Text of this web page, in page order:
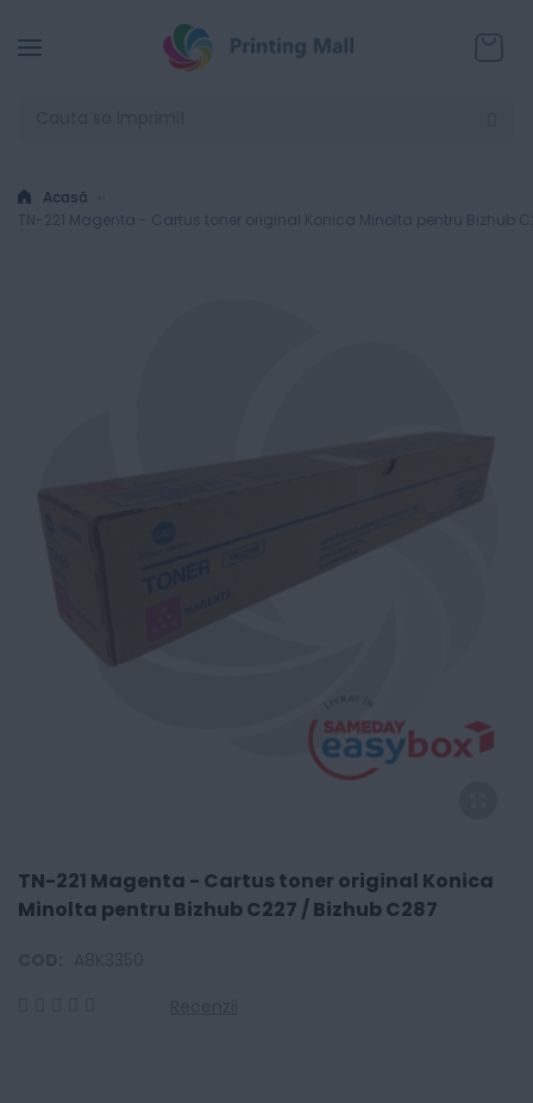
Acasă
TN-221 Magenta - Cartus toner original Konica Minolta pentru Bizhub
TN-221 Magenta - Cartus toner original Konica
Minolta pentru Bizhub C227 / Bizhub C287